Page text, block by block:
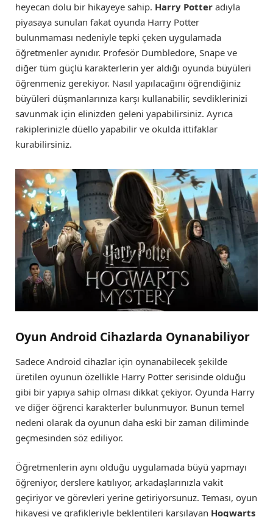
heyecan dolu bir hikayeye sahip. Harry Potter adıyla
piyasaya sunulan fakat oyunda Harry Potter
bulunmaması nedeniyle tepki çeken uygulamada
öğretmenler aynıdır. Profesör Dumbledore, Snape ve
diğer tüm güçlü karakterlerin yer aldığı oyunda büyüleri
öğrenmeniz gerekiyor. Nasıl yapılacağını öğrendiğiniz
büyüleri düşmanlarınıza karşı kullanabilir, sevdiklerinizi
savunmak için elinizden geleni yapabilirsiniz. Ayrıca
rakiplerinizle düello yapabilir ve okulda ittifaklar
kurabilirsiniz.
Oyun Android Cihazlarda Oynanabiliyor
Sadece Android cihazlar için oynanabilecek şekilde
üretilen oyunun özellikle Harry Potter serisinde olduğu
gibi bir yapıya sahip olması dikkat çekiyor. Oyunda Harry
ve diğer öğrenci karakterler bulunmuyor. Bunun temel
nedeni olarak da oyunun daha eski bir zaman diliminde
geçmesinden söz ediliyor.
Öğretmenlerin aynı olduğu uygulamada büyü yapmayı
öğreniyor, derslere katılıyor, arkadaşlarınızla vakit
geçiriyor ve görevleri yerine getiriyorsunuz. Teması, oyun
hikayesi ve grafikleriyle beklentileri karşılayan Hogwarts